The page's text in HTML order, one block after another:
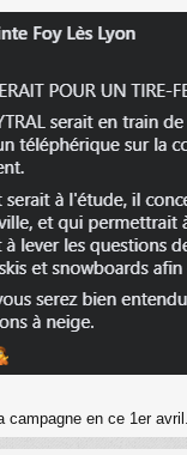
campagne en ce 1er avril.